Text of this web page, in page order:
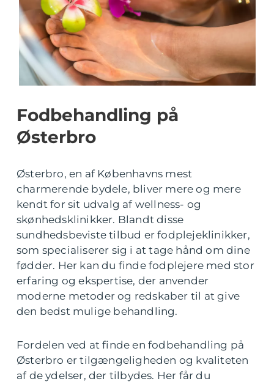
Fodbehandling på
Østerbro
Østerbro, en af Københavns mest
charmerende bydele, bliver mere og mere
kendt for sit udvalg af wellness- og
skønhedsklinikker. Blandt disse
sundhedsbeviste tilbud er fodplejeklinikker,
som specialiserer sig i at tage hånd om dine
fødder. Her kan du finde fodplejere med stor
erfaring og ekspertise, der anvender
moderne metoder og redskaber til at give
den bedst mulige behandling.
Fordelen ved at finde en fodbehandling på
Østerbro er tilgængeligheden og kvaliteten
af de ydelser, der tilbydes. Her får du